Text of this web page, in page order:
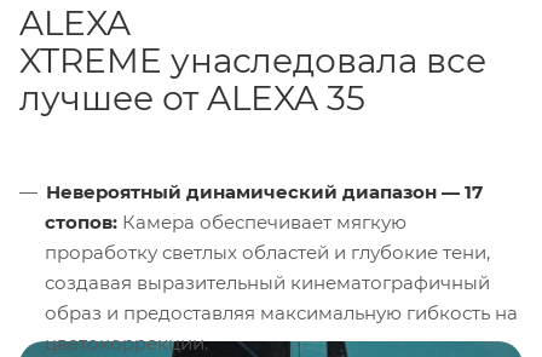
ALEXA
XTREME унаследовала все
лучшее от ALEXA 35
Невероятный динамический диапазон — 17
стопов: Камера обеспечивает мягкую
проработку светлых областей и глубокие тени,
создавая выразительный кинематографичный
образ и предоставляя максимальную гибкость на
цветокоррекции.